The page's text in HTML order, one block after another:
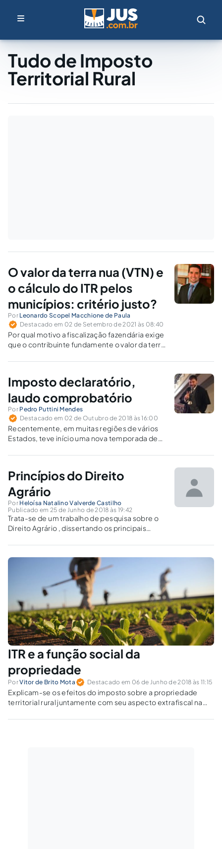
Tudo de Imposto
Territorial Rural
O valor da terra nua (VTN) e
o cálculo do ITR pelos
municípios: critério justo?
Por Leonardo Scopel Macchione de Paula
Destacado em 02 de Setembro de 2021 às 08:40
Por qual motivo a fiscalização fazendária exige
que o contribuinte fundamente o valor da terra
Imposto declaratório,
laudo comprobatório
Por Pedro Puttini Mendes
Destacado em 02 de Outubro de 2018 às 16:00
Recentemente, em muitas regiões de vários
Estados, teve início uma nova temporada de
imposto territorial rural – ITR, em especial, em
de apuração do exercício de 2014.
Princípios do Direito
Agrário
Por Heloísa Natalino Valverde Castilho
Publicado em 25 de Junho de 2018 às 19:42
Trata-se de um trabalho de pesquisa sobre o
Direito Agrário , dissertando os principais
características, legislação e principalmente os
princípios que regem o Direito Agrário, e como
são aplicados na doutrina e nas demanda
ITR e a função social da
propriedade
PorVitor de Brito Mota Destacado em 06 de Junho de 2018 às 11:15
Explicam-se os efeitos do imposto sobre a propriedade
territorial rural juntamente com seu aspecto extrafiscal na